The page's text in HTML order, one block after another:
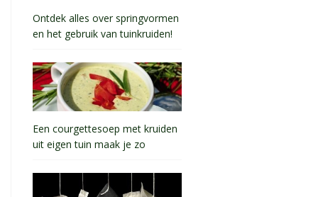
Ontdek alles over springvormen
en het gebruik van tuinkruiden!
Een courgettesoep met kruiden
uit eigen tuin maak je zo